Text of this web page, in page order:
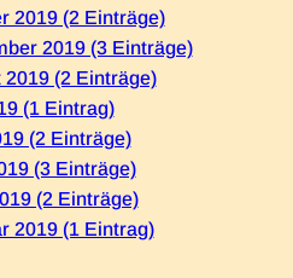
2019 (2 Einträge)
2019 (3 Einträge)
2019 (2 Einträge)
(1 Eintrag)
(2 Einträge)
(3 Einträge)
(2 Einträge)
2019 (1 Eintrag)